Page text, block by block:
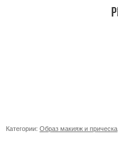
Категории: Образ макияж и прическа